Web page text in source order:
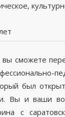
сможете
был
Вы и ваши
с